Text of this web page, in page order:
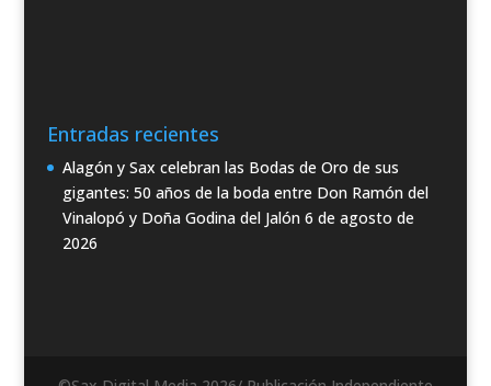
Entradas recientes
Alagón y Sax celebran las Bodas de Oro de sus
gigantes: 50 años de la boda entre Don Ramón del
Vinalopó y Doña Godina del Jalón 6 de agosto de
2026